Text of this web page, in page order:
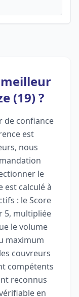
(19) ?
de confiance
est
nous
le
est calculé à
: le Score
5, multipliée
le volume
maximum
couvreurs
compétents
reconnus
en